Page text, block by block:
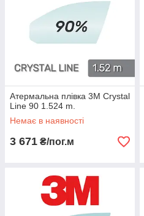
Атермальна плівка 3M Crystal
Line 90 1.524 m.
Немає в наявності
3 671 ₴/пог.м